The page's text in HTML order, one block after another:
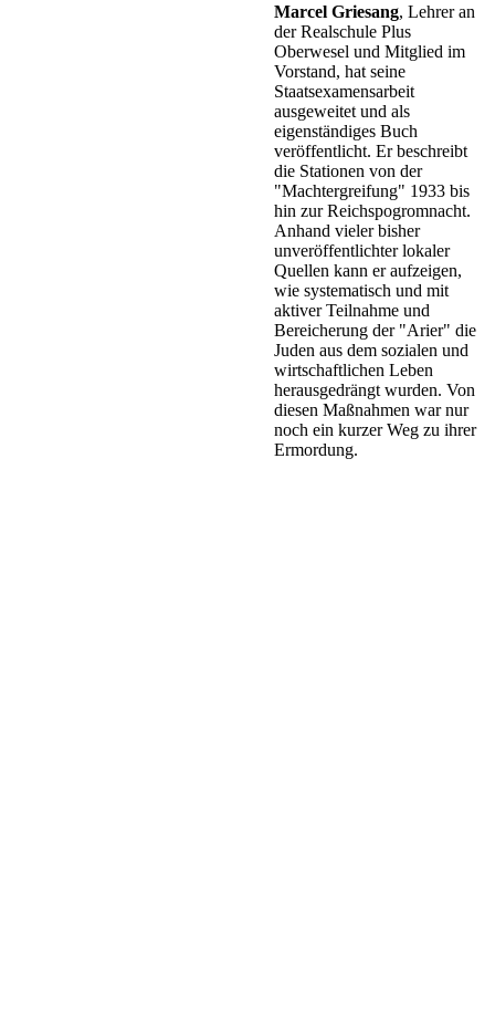
Marcel Griesang, Lehrer an
der Realschule Plus
Oberwesel und Mitglied im
Vorstand, hat seine
Staatsexamensarbeit
ausgeweitet und als
eigenständiges Buch
veröffentlicht. Er beschreibt
die Stationen von der
"Machtergreifung" 1933 bis
hin zur Reichspogromnacht.
Anhand vieler bisher
unveröffentlichter lokaler
Quellen kann er aufzeigen,
wie systematisch und mit
aktiver Teilnahme und
Bereicherung der "Arier" die
Juden aus dem sozialen und
wirtschaftlichen Leben
herausgedrängt wurden. Von
diesen Maßnahmen war nur
noch ein kurzer Weg zu ihrer
Ermordung.